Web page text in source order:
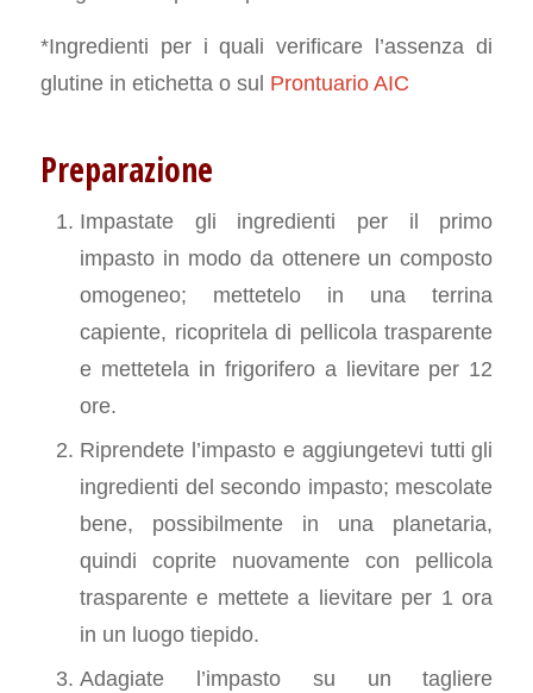
*Ingredienti per i quali verificare l’assenza di
glutine in etichetta o sul Prontuario AIC
Preparazione
Impastate gli ingredienti per il primo
impasto in modo da ottenere un composto
omogeneo; mettetelo in una terrina
capiente, ricopritela di pellicola trasparente
e mettetela in frigorifero a lievitare per 12
ore.
Riprendete l’impasto e aggiungetevi tutti gli
ingredienti del secondo impasto; mescolate
bene, possibilmente in una planetaria,
quindi coprite nuovamente con pellicola
trasparente e mettete a lievitare per 1 ora
in un luogo tiepido.
Adagiate l’impasto su un tagliere